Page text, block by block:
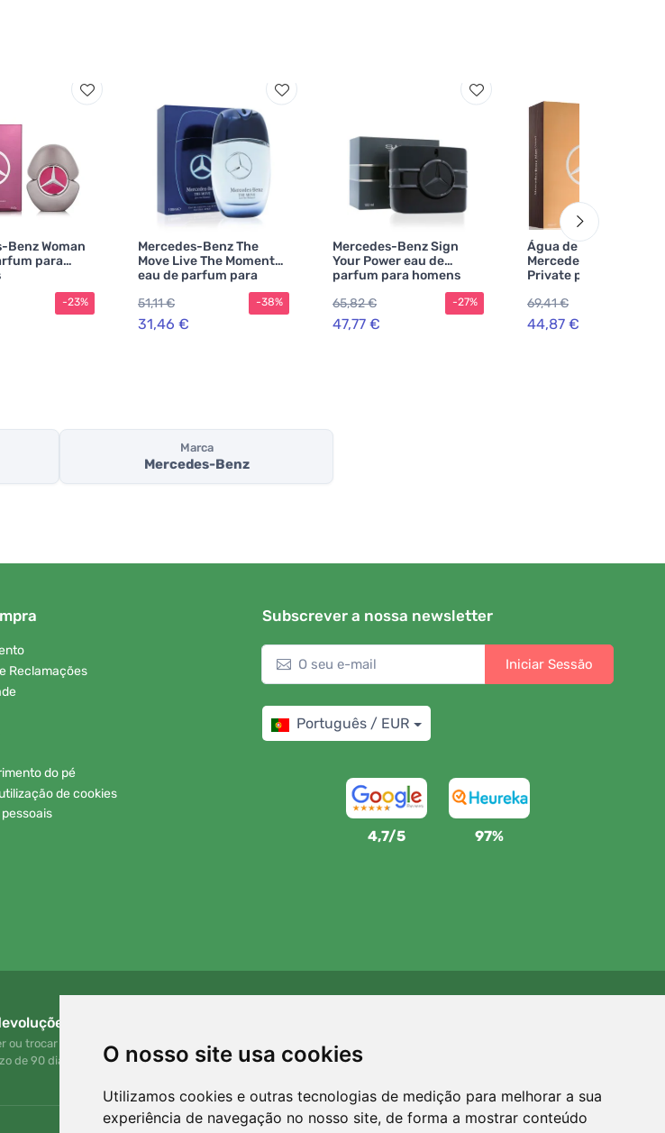
O nosso site usa cookies
Utilizamos cookies e outras tecnologias de medição para melhorar a sua
experiência de navegação no nosso site, de forma a mostrar conteúdo
Benz Woman
para
-23%
Mercedes-Benz The
Move Live The Moment
eau de parfum para
51,11 €
31,46 €
-38%
Mercedes-Benz Sign
Your Power eau de
parfum para homens
65,82 €
47,77 €
-27%
Água de parfum
Mercedes-Benz Man
Private para homens
69,41 €
44,87 €
Marca
Mercedes-Benz
Reclamações
do pé
de cookies
Subscrever a nossa newsletter
Iniciar Sessão
Português / EUR
4,7/5 97%
gratuitas
ou trocar a sua encomenda em qualquer
de 90 dias
Para cada encomenda plantamos uma árvore! Leia mais
Sobre nós